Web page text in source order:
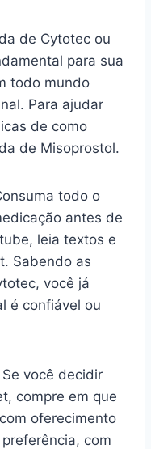
de Cytotec ou
para sua
todo mundo
Para ajudar
de como
de Misoprostol.
todo o
antes de
leia textos e
Sabendo as
você já
é confiável ou
você decidir
compre em que
oferecimento
com